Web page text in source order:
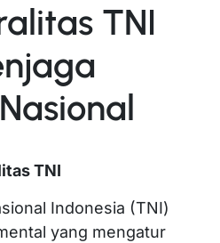
TNI
TNI
Indonesia (TNI)
yang mengatur